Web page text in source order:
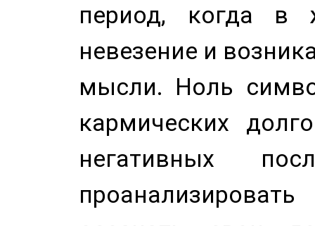
период, когда в
невезение и
мысли. Ноль
кармических
негативных